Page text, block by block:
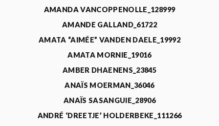
AMANDA VANCOPPENOLLE_128999
AMANDE GALLAND_61722
AMATA “AIMÉE” VANDEN DAELE_19992
AMATA MORNIE_19016
AMBER DHAENENS_23845
ANAÏS MOERMAN_36046
ANAÏS SASANGUIE_28906
ANDRÉ ‘DREETJE’ HOLDERBEKE_111266